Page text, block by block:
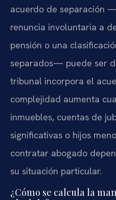
acuerdo de separación
renuncia involuntaria a
pensión o una
separados— puede ser
tribunal incorpora el
complejidad aumenta
inmuebles, cuentas de
significativas o hijos
contratar abogado
su situación particular.
¿Cómo se calcula la